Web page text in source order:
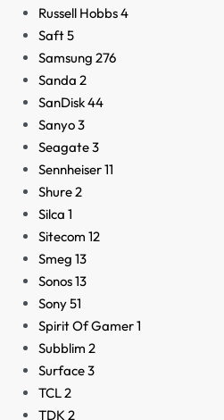
Russell Hobbs4
Saft5
Samsung 276
Sanda 2
SanDisk44
Sanyo3
Seagate3
Sennheiser11
Shure2
Silca 1
Sitecom 12
Smeg 13
Sonos13
Sony51
Spirit Of Gamer1
Subblim 2
Surface3
TCL2
TDK 2